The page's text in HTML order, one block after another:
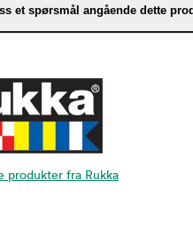
et spørsmål angående dette
produkter fra Rukka